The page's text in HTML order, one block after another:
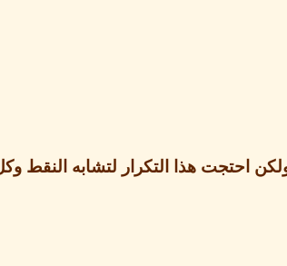
ولكن احتجت هذا التكرار لتشابه